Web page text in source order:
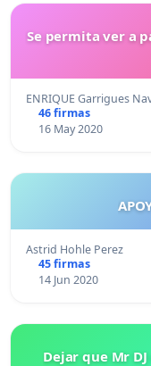
Se permita ver a
ENRIQUE Garrigues
46 firmas
16 May 2020
Astrid Hohle Perez
45 firmas
14 Jun 2020
Dejar que Mr